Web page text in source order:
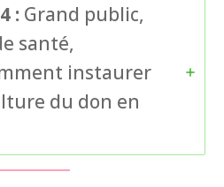
: Grand public,
santé,
instaurer
du don en